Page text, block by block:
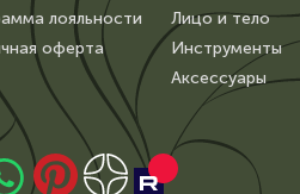
лояльности
оферта
Лицо и тело
Инструменты
Аксессуары